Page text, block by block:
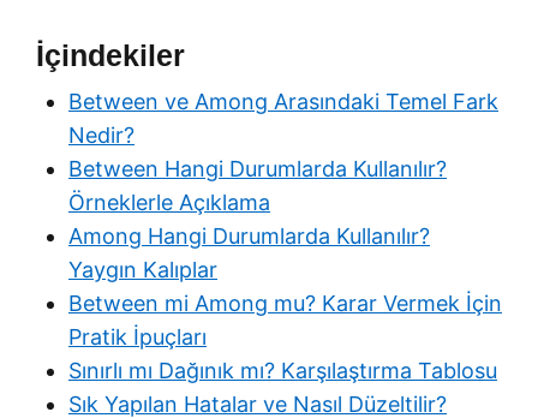
İçindekiler
Between ve Among Arasındaki Temel Fark
Nedir?
Between Hangi Durumlarda Kullanılır?
Örneklerle Açıklama
Among Hangi Durumlarda Kullanılır?
Yaygın Kalıplar
Between mi Among mu? Karar Vermek İçin
Pratik İpuçları
Sınırlı mı Dağınık mı? Karşılaştırma Tablosu
Sık Yapılan Hatalar ve Nasıl Düzeltilir?